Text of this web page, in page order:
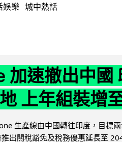
娛樂 城中熱話
加速撤出中國
上年組裝增
生產線由中國轉往印度，目標
出關稅豁免及稅務優惠延長至